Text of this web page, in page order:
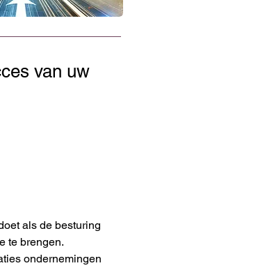
van uw
als de besturing
te brengen.
ondernemingen